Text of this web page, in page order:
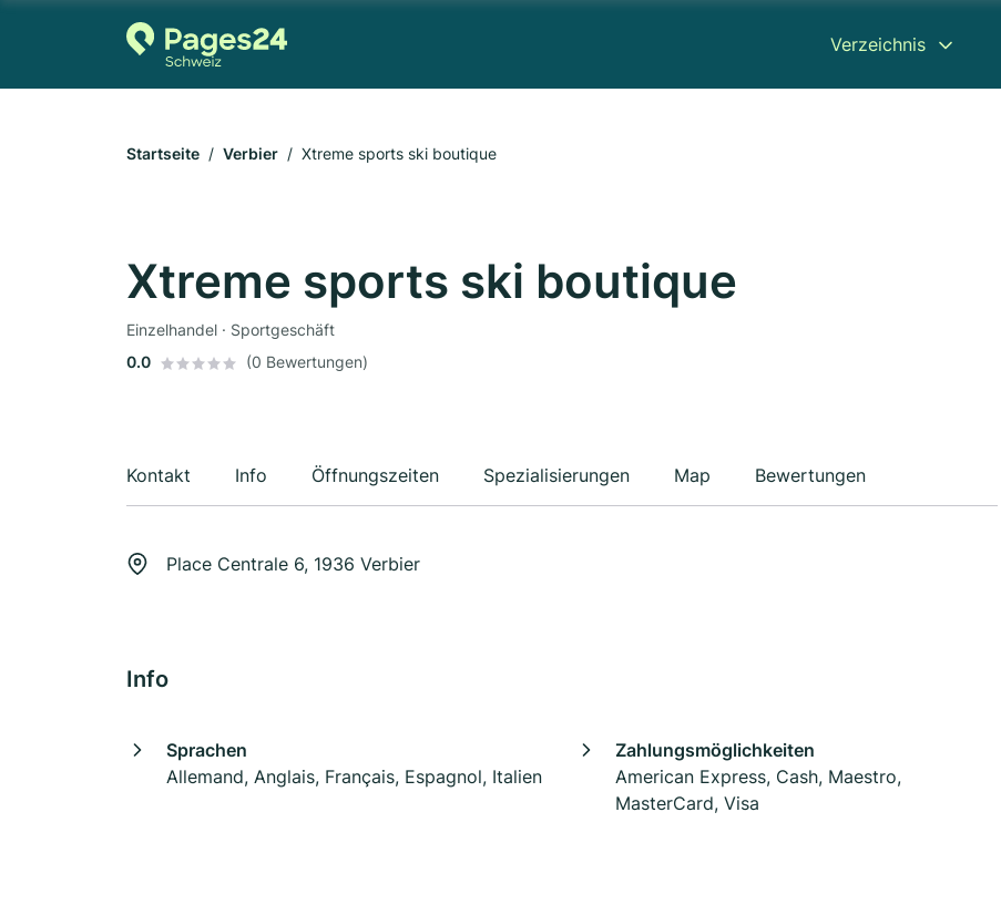
Verzeichnis
Startseite Verbier Xtreme sports ski boutique
Xtreme sports ski boutique
Einzelhandel · Sportgeschäft
0.0
(0 Bewertungen)
Kontakt Info Öffnungszeiten Spezialisierungen Map Bewertungen
Place Centrale 6, 1936 Verbier
Info
Sprachen
Allemand, Anglais, Français, Espagnol, Italien
Zahlungsmöglichkeiten
American Express, Cash, Maestro,
MasterCard, Visa